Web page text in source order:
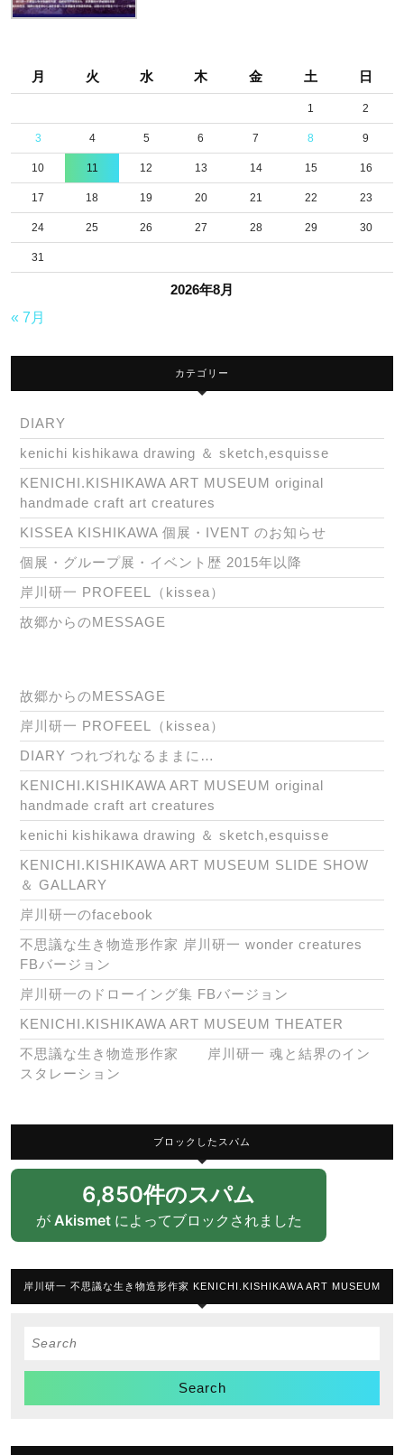
2026年8月
月 火 水 木 金 土 日
1 2
3 4 5 6 7 8 9
10 11 12 13 14 15 16
17 18 19 20 21 22 23
24 25 26 27 28 29 30
31
« 7月
カテゴリー
DIARY
kenichi kishikawa drawing ＆ sketch,esquisse
KENICHI.KISHIKAWA ART MUSEUM original
handmade craft art creatures
KISSEA KISHIKAWA 個展・IVENT のお知らせ
個展・グループ展・イベント歴 2015年以降
岸川研一 PROFEEL（kissea）
故郷からのMESSAGE
故郷からのMESSAGE
岸川研一 PROFEEL（kissea）
DIARY つれづれなるままに…
KENICHI.KISHIKAWA ART MUSEUM original
handmade craft art creatures
kenichi kishikawa drawing ＆ sketch,esquisse
KENICHI.KISHIKAWA ART MUSEUM SLIDE SHOW
＆ GALLARY
岸川研一のfacebook
不思議な生き物造形作家 岸川研一 wonder creatures
FBバージョン
岸川研一のドローイング集 FBバージョン
KENICHI.KISHIKAWA ART MUSEUM THEATER
不思議な生き物造形作家 岸川研一 魂と結界のイン
スタレーション
ブロックしたスパム
6,850件のスパム
が Akismetによってブロックされました
岸川研一 不思議な生き物造形作家 KENICHI.KISHIKAWA ART MUSEUM
Search